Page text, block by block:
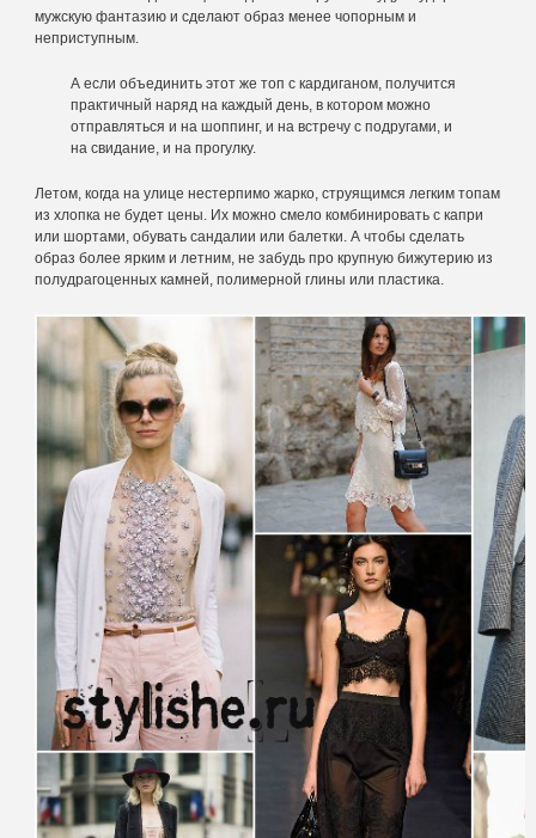
мужскую фантазию и сделают образ менее чопорным и
неприступным.
А если объединить этот же топ с кардиганом, получится
практичный наряд на каждый день, в котором можно
отправляться и на шоппинг, и на встречу с подругами, и
на свидание, и на прогулку.
Летом, когда на улице нестерпимо жарко, струящимся легким топам
из хлопка не будет цены. Их можно смело комбинировать с капри
или шортами, обувать сандалии или балетки. А чтобы сделать
образ более ярким и летним, не забудь про крупную бижутерию из
полудрагоценных камней, полимерной глины или пластика.